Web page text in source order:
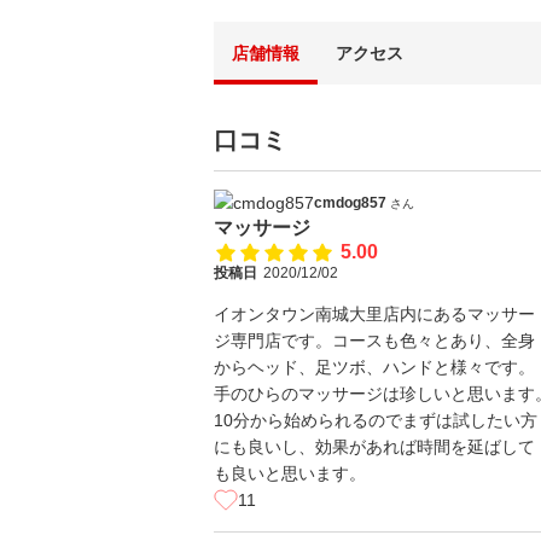
店舗情報 アクセス
口コミ
cmdog857 さん
マッサージ
5.00
投稿日 2020/12/02
イオンタウン南城大里店内にあるマッサー
ジ専門店です。コースも色々とあり、全身
からヘッド、足ツボ、ハンドと様々です。
手のひらのマッサージは珍しいと思います
10分から始められるのでまずは試したい方
にも良いし、効果があれば時間を延ばして
も良いと思います。
11